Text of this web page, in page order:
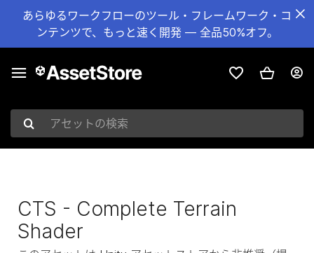
あらゆるワークフローのツール・フレームワーク・コ
ンテンツで、もっと速く開発 — 全品50%オフ。
アセットの検索
CTS - Complete Terrain
Shader